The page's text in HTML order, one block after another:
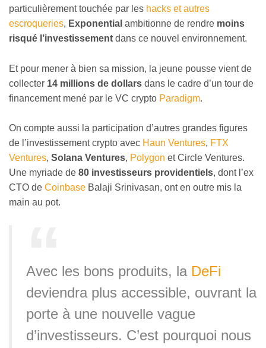
particulièrement touchée par les hacks et autres
escroqueries, Exponential ambitionne de rendre moins
risqué l’investissement dans ce nouvel environnement.
Et pour mener à bien sa mission, la jeune pousse vient de
collecter 14 millions de dollars dans le cadre d’un tour de
financement mené par le VC crypto Paradigm.
On compte aussi la participation d’autres grandes figures
de l’investissement crypto avec Haun Ventures, FTX
Ventures, Solana Ventures, Polygon et Circle Ventures.
Une myriade de 80 investisseurs providentiels, dont l’ex
CTO de Coinbase Balaji Srinivasan, ont en outre mis la
main au pot.
Avec les bons produits, la DeFi
deviendra plus accessible, ouvrant la
porte à une nouvelle vague
d’investisseurs. C’est pourquoi nous